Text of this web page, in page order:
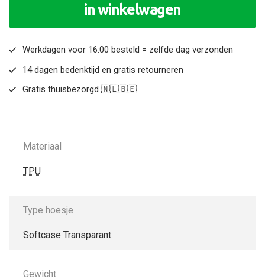
in winkelwagen
Werkdagen voor 16:00 besteld = zelfde dag verzonden
14 dagen bedenktijd en gratis retourneren
Gratis thuisbezorgd 🇳🇱🇧🇪
Materiaal
TPU
Type hoesje
Softcase Transparant
Gewicht